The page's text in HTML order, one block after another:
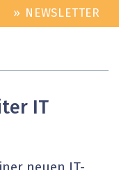
» NEWSLETTER
IT